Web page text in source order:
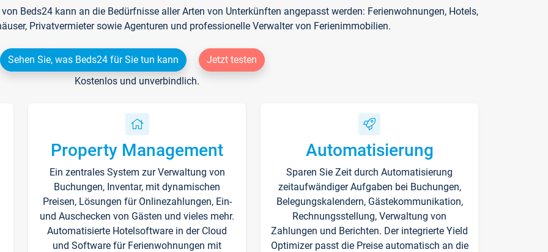
Beds24 kann an die Bedürfnisse aller Arten von Unterkünften angepasst werden: Ferienwohnungen, Hotels,
Privatvermieter sowie Agenturen und professionelle Verwalter von Ferienimmobilien.
Sehen Sie, was Beds24 für Sie tun kann
Jetzt testen
Kostenlos und unverbindlich.
Property Management
Ein zentrales System zur Verwaltung von
Buchungen, Inventar, mit dynamischen
Preisen, Lösungen für Onlinezahlungen, Ein-
und Auschecken von Gästen und vieles mehr.
Automatisierte Hotelsoftware in der Cloud
und Software für Ferienwohnungen mit
Automatisierung
Sparen Sie Zeit durch Automatisierung
zeitaufwändiger Aufgaben bei Buchungen,
Belegungskalendern, Gästekommunikation,
Rechnungsstellung, Verwaltung von
Zahlungen und Berichten. Der integrierte Yield
Optimizer passt die Preise automatisch an die